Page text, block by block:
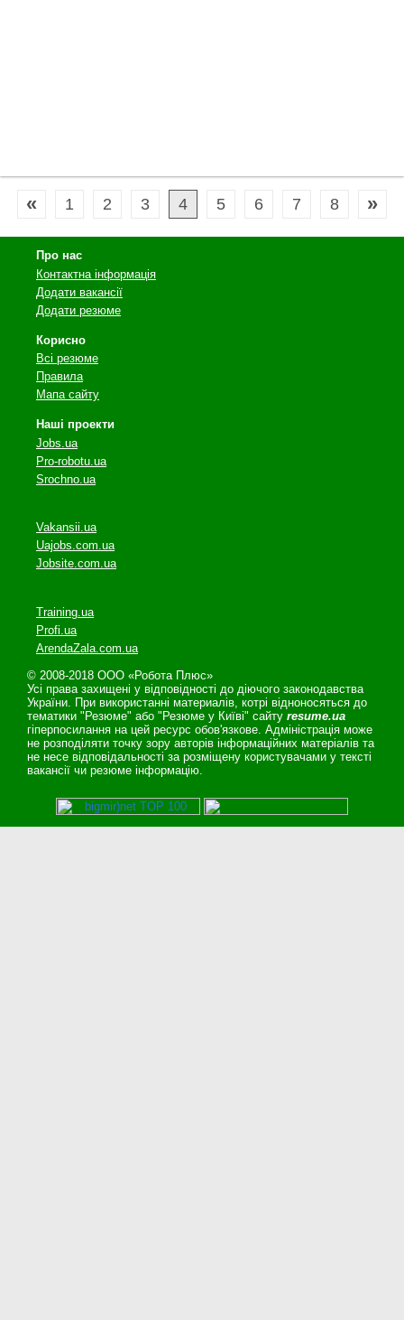
« 1 2 3 4 5 6 7 8 »
Про нас
Контактна інформація
Додати вакансії
Додати резюме
Корисно
Всі резюме
Правила
Мапа сайту
Наші проекти
Jobs.ua
Pro-robotu.ua
Srochno.ua
Vakansii.ua
Uajobs.com.ua
Jobsite.com.ua
Training.ua
Profi.ua
ArendaZala.com.ua
© 2008-2018 ООО «Робота Плюс»
Усі права захищені у відповідності до діючого законодавства
України. При використанні материалів, котрі відноносяться до
тематики "Резюме" або "Резюме у Київі" сайту resume.ua
гіперпосилання на цей ресурс обов'язкове. Адміністрація може
не розподіляти точку зору авторів інформаційних матеріалів та
не несе відповідальності за розміщену користувачами у тексті
вакансії чи резюме інформацію.